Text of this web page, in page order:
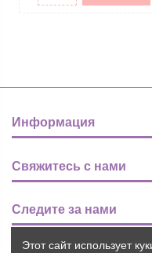
Информация
Свяжитесь с нами
Следите за нами
Этот сайт использует